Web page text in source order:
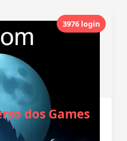
3976 login
dos Games